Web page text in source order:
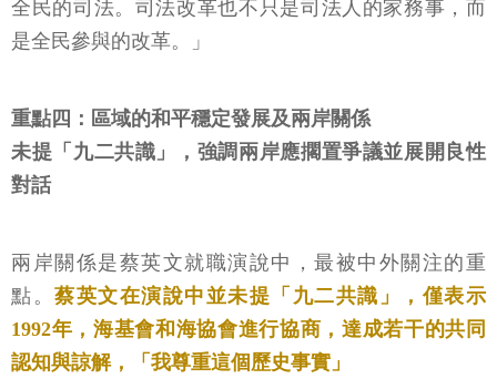
全民的司法。司法改革也不只是司法人的家務事，而
是全民參與的改革。」
重點四：區域的和平穩定發展及兩岸關係
未提「九二共識」，強調兩岸應擱置爭議並展開良性
對話
兩岸關係是蔡英文就職演說中，最被中外關注的重
點。蔡英文在演說中並未提「九二共識」，僅表示
1992年，海基會和海協會進行協商，達成若干的共同
認知與諒解，「我尊重這個歷史事實」